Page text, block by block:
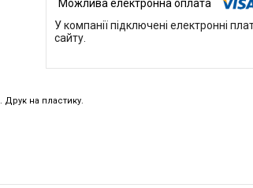
У компанії підключені електронні
сайту.
. Друк на пластику.